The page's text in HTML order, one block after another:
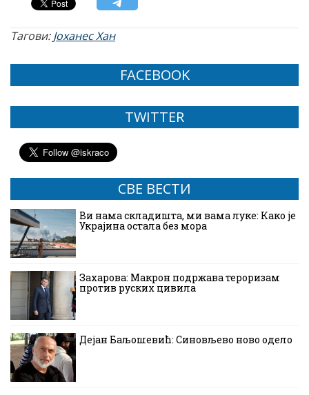
Тагови:Јоханес Хан
FACEBOOK
TWITTER
СВЕ ВЕСТИ
Ви нама складишта, ми вама луке: Како је
Украјина остала без мора
Захарова: Макрон подржава тероризам
против руских цивила
Дејан Баљошевић: Синовљево ново одело